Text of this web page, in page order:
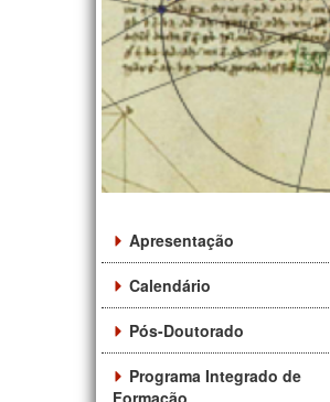
Apresentação
Calendário
Pós-Doutorado
Programa Integrado de
Formação